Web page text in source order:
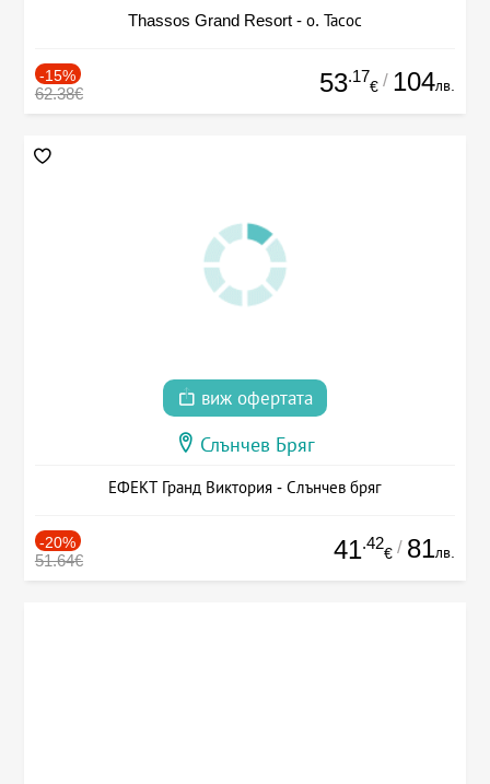
Thassos Grand Resort - о. Тасос
-15%
62.38€ 53.17
€ / 104лв.
виж офертата
Слънчев Бряг
ЕФЕКТ Гранд Виктория - Слънчев бряг
-20%
51.64€ 41.42
€ / 81лв.